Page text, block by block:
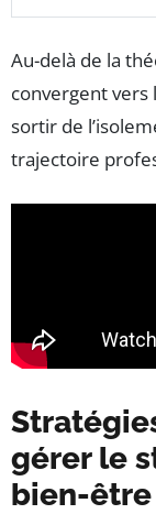
Au-delà de la
convergent vers
sortir de
trajectoire
gérer le
bien-